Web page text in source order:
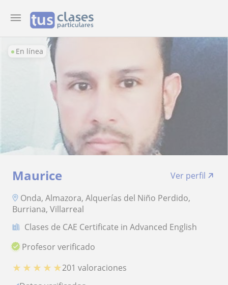
En línea
Maurice
Ver perfil
Onda, Almazora, Alquerías del Niño Perdido,
Burriana, Villarreal
Clases de CAE Certificate in Advanced English
Profesor verificado
★ ★ ★ ★ ★201 valoraciones